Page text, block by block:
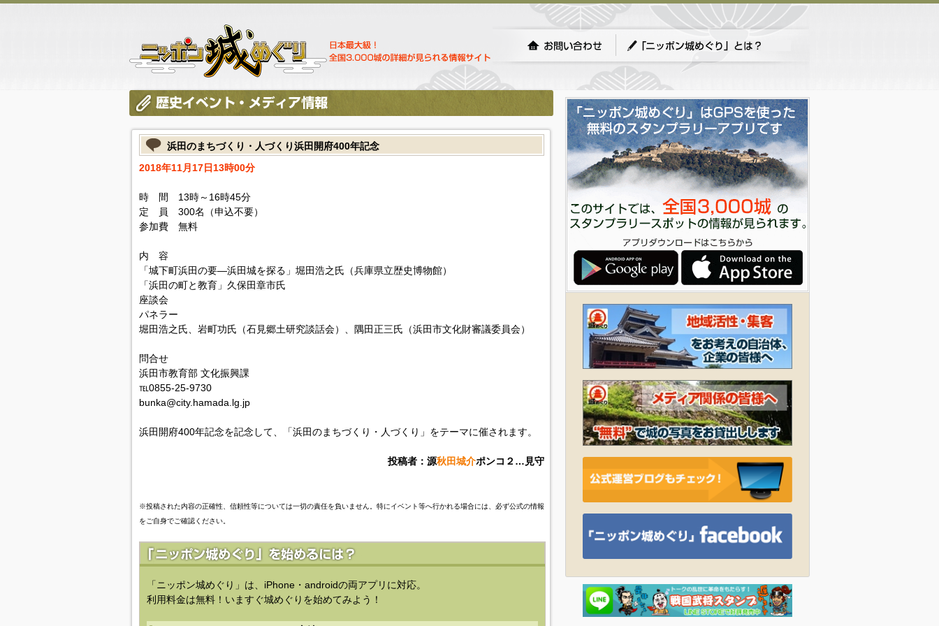
浜田のまちづくり・人づくり浜田開府400年記念
2018年11月17日13時00分
時 間 13時～16時45分
定 員 300名（申込不要）
参加費 無料
内 容
「城下町浜田の要―浜田城を探る」堀田浩之氏（兵庫県立歴史博物館）
「浜田の町と教育」久保田章市氏
座談会
パネラー
堀田浩之氏、岩町功氏（石見郷土研究談話会）、隅田正三氏（浜田市文化財審議委員会）
問合せ
浜田市教育部 文化振興課
℡0855-25-9730
bunka@city.hamada.lg.jp
浜田開府400年記念を記念して、「浜田のまちづくり・人づくり」をテーマに催されます。
投稿者：源秋田城介ポンコ２…見守
※投稿された内容の正確性、信頼性等については一切の責任を負いません。特にイベント等へ行かれる場合には、必ず公式の情報
をご自身でご確認ください。
「ニッポン城めぐり」は、iPhone・androidの両アプリに対応。
利用料金は無料！いますぐ城めぐりを始めてみよう！